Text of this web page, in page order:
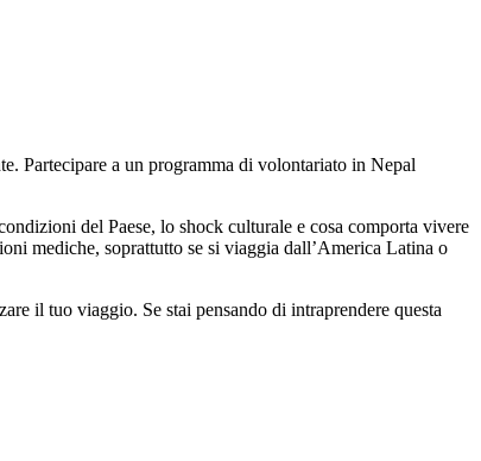
Partecipare a un programma di volontariato in Nepal
del Paese, lo shock culturale e cosa comporta vivere
mediche, soprattutto se si viaggia dall’America Latina o
il tuo viaggio. Se stai pensando di intraprendere questa